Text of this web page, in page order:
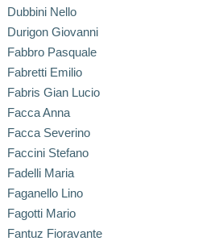
Dubbini Nello
Durigon Giovanni
Fabbro Pasquale
Fabretti Emilio
Fabris Gian Lucio
Facca Anna
Facca Severino
Faccini Stefano
Fadelli Maria
Faganello Lino
Fagotti Mario
Fantuz Fioravante